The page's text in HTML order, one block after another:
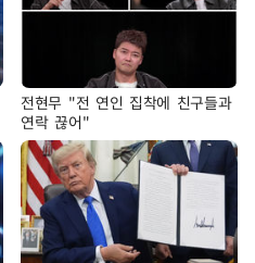
전현무 "전 연인 집착에 친구들과
연락 끊어"